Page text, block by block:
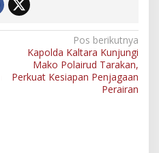
Pos berikutnya
Kapolda Kaltara Kunjungi
Mako Polairud Tarakan,
Perkuat Kesiapan Penjagaan
Perairan